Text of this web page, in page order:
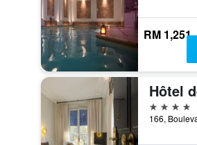
RM 1,251
4 bintang